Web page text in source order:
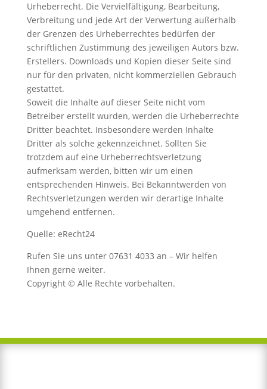
Urheberrecht. Die Vervielfältigung, Bearbeitung,
Verbreitung und jede Art der Verwertung außerhalb
der Grenzen des Urheberrechtes bedürfen der
schriftlichen Zustimmung des jeweiligen Autors bzw.
Erstellers. Downloads und Kopien dieser Seite sind
nur für den privaten, nicht kommerziellen Gebrauch
gestattet.
Soweit die Inhalte auf dieser Seite nicht vom
Betreiber erstellt wurden, werden die Urheberrechte
Dritter beachtet. Insbesondere werden Inhalte
Dritter als solche gekennzeichnet. Sollten Sie
trotzdem auf eine Urheberrechtsverletzung
aufmerksam werden, bitten wir um einen
entsprechenden Hinweis. Bei Bekanntwerden von
Rechtsverletzungen werden wir derartige Inhalte
umgehend entfernen.
Quelle: eRecht24
Rufen Sie uns unter 07631 4033 an – Wir helfen
Ihnen gerne weiter.
Copyright © Alle Rechte vorbehalten.